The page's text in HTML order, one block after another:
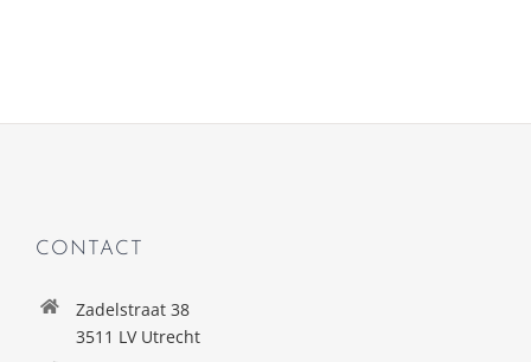
CONTACT
Zadelstraat 38
3511 LV Utrecht